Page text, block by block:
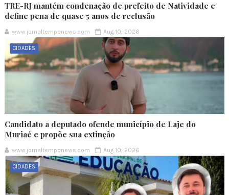
TRE-RJ mantém condenação de prefeito de Natividade e
define pena de quase 5 anos de reclusão
www.jornaltemponews.com Aug 10, 2026
CIDADES
Candidato a deputado ofende município de Laje do
Muriaé e propõe sua extinção
www.jornaltemponews.com Aug 10, 2026
CIDADES